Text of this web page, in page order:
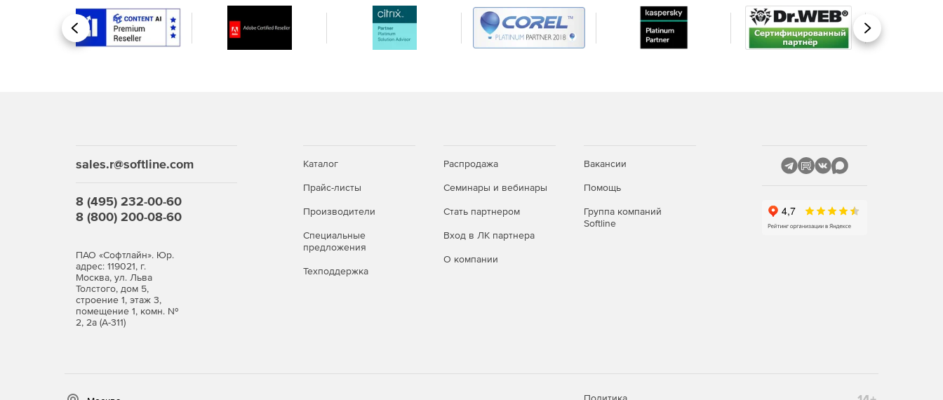
Назад Вперед
sales.r@softline.com
8 (495) 232-00-60
8 (800) 200-08-60
ПАО «Софтлайн». Юр.
адрес: 119021, г.
Москва, ул. Льва
Толстого, дом 5,
строение 1, этаж 3,
помещение 1, комн. №
2, 2а (А-311)
Каталог
Прайс-листы
Производители
Специальные
предложения
Техподдержка
Распродажа
Семинары и вебинары
Стать партнером
Вход в ЛК партнера
О компании
Вакансии
Помощь
Группа компаний
Softline